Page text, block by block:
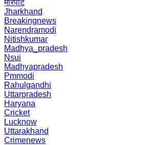
मारपीट
Jharkhand
Breakingnews
Narendramodi
Nitishkumar
Madhya_pradesh
Nsui
Madhyapradesh
Pmmodi
Rahulgandhi
Uttarpradesh
Haryana
Cricket
Lucknow
Uttarakhand
Crimenews